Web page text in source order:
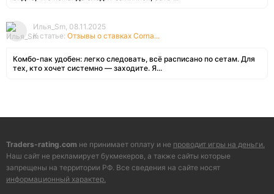
Илья_Sm, 08.11.2025
К статье: Отзывы о ставках Corna...
Комбо-пак удобен: легко следовать, всё расписано по сетам. Для
тех, кто хочет системно — заходите. Я...
Traders-rating.com не принимает оплату и не проводит игры на деньги.
Наш сайт не рекламирует букмекеров, а также сайты которые
запрещены на территории РФ. Все сведения на сайте носят
информационный характер.